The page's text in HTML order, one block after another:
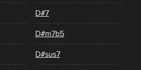
D#7
D#m7b5
D#sus7